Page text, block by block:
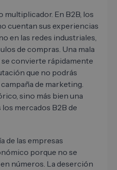
multiplicador. En B2B, los
cuentan sus experiencias
en las redes industriales,
de compras. Una mala
convierte rápidamente
que no podrás
de marketing.
sino más bien una
mercados B2B de
de las empresas
porque no se
números. La deserción